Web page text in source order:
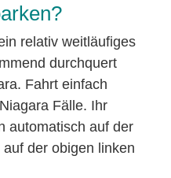
relativ weitläufiges
durchquert
Fahrt einfach
Fälle. Ihr
automatisch auf der
der obigen linken